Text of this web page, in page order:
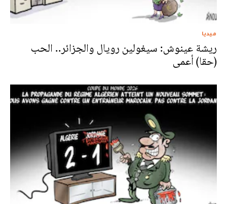
ميديا
ريشة عينوش: سيغولين رويال والجزائر.. الحب
(حقا) أعمى